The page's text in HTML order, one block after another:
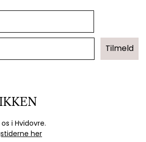
Tilmeld
i Hvidovre.
her